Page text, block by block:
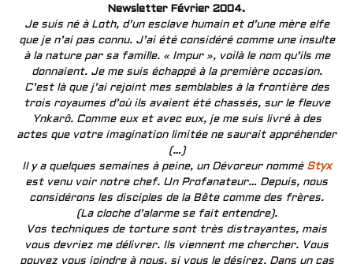
Newsletter Février 2004.
Je suis né à Loth, d’un esclave humain et d’une mère elfe
que je n’ai pas connu. J’ai été considéré comme une insulte
à la nature par sa famille. « Impur », voilà le nom qu’ils me
donnaient. Je me suis échappé à la première occasion.
C’est là que j’ai rejoint mes semblables à la frontière des
trois royaumes d’où ils avaient été chassés, sur le fleuve
Ynkarô. Comme eux et avec eux, je me suis livré à des
actes que votre imagination limitée ne saurait appréhender
(…)
Il y a quelques semaines à peine, un Dévoreur nommé Styx
est venu voir notre chef. Un Profanateur… Depuis, nous
considérons les disciples de la Bête comme des frères.
(La cloche d’alarme se fait entendre).
Vos techniques de torture sont très distrayantes, mais
vous devriez me délivrer. Ils viennent me chercher. Vous
pouvez vous joindre à nous, si vous le désirez. Dans un cas